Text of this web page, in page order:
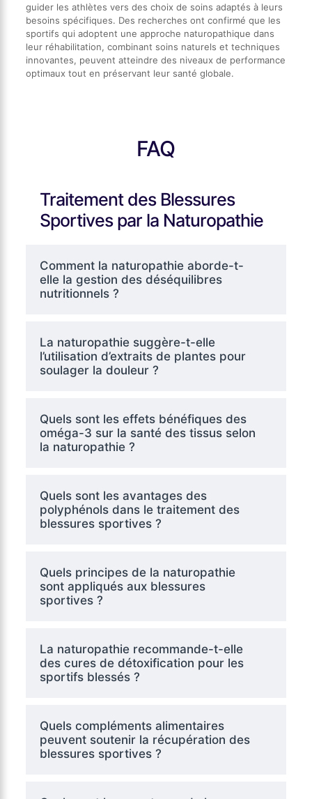
guider les athlètes vers des choix de soins adaptés à leurs
besoins spécifiques. Des recherches ont confirmé que les
sportifs qui adoptent une approche naturopathique dans
leur réhabilitation, combinant soins naturels et techniques
innovantes, peuvent atteindre des niveaux de performance
optimaux tout en préservant leur santé globale.
FAQ
Traitement des Blessures
Sportives par la Naturopathie
Comment la naturopathie aborde-t-
elle la gestion des déséquilibres
nutritionnels ?
La naturopathie suggère-t-elle
l’utilisation d’extraits de plantes pour
soulager la douleur ?
Quels sont les effets bénéfiques des
oméga-3 sur la santé des tissus selon
la naturopathie ?
Quels sont les avantages des
polyphénols dans le traitement des
blessures sportives ?
Quels principes de la naturopathie
sont appliqués aux blessures
sportives ?
La naturopathie recommande-t-elle
des cures de détoxification pour les
sportifs blessés ?
Quels compléments alimentaires
peuvent soutenir la récupération des
blessures sportives ?